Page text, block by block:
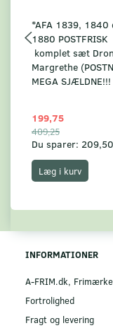
*AFA 1839, 1840
1880 POSTFRISK
komplet sæt
Margrethe
MEGA SJÆLDNE!!!
199,75
409,25
Du sparer: 209,50
Læg i kurv
INFORMATIONER
A-FRIM.dk,
Fortrolighed
Fragt og levering